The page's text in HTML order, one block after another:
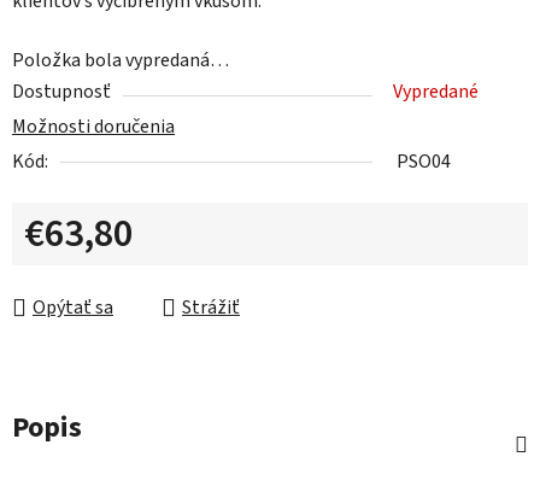
Položka bola vypredaná…
Dostupnosť
Vypredané
Možnosti doručenia
Kód:
PSO04
€63,80
Opýtať sa
Strážiť
Popis